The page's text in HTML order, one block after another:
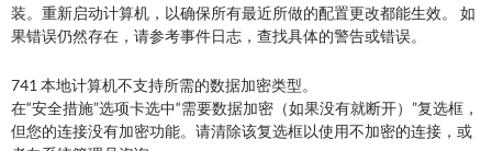
装。重新启动计算机，以确保所有最近所做的配置更改都能生效。 如
果错误仍然存在，请参考事件日志，查找具体的警告或错误。
741 本地计算机不支持所需的数据加密类型。
在“安全措施”选项卡选中“需要数据加密（如果没有就断开）”复选框，
但您的连接没有加密功能。请清除该复选框以使用不加密的连接，或